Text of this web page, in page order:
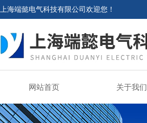
上海端懿电气科技有限公司欢迎您！
网站首页 关于我们